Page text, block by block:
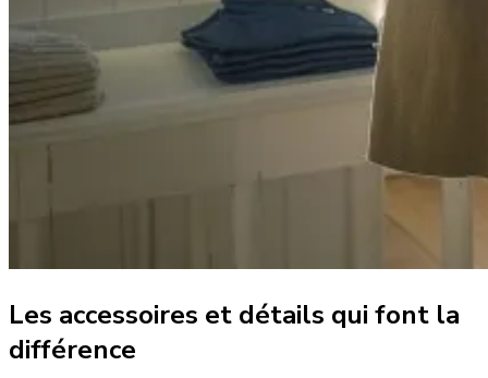
Les accessoires et détails qui font la
différence